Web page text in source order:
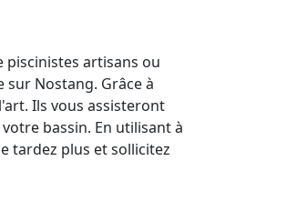
piscinistes artisans ou
Nostang. Grâce à
Ils vous assisteront
bassin. En utilisant à
tardez plus et sollicitez